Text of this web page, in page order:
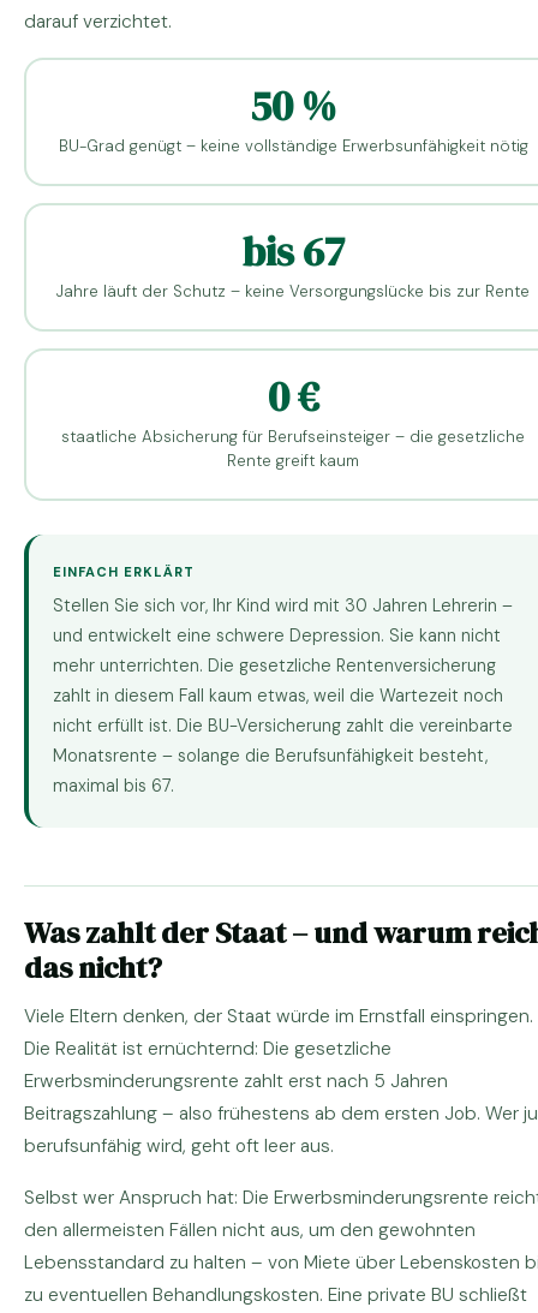
darauf verzichtet.
50 %
BU-Grad genügt – keine vollständige Erwerbsunfähigkeit nötig
bis 67
Jahre läuft der Schutz – keine Versorgungslücke bis zur Rente
0 €
staatliche Absicherung für Berufseinsteiger – die gesetzliche
Rente greift kaum
EINFACH ERKLÄRT
Stellen Sie sich vor, Ihr Kind wird mit 30 Jahren Lehrerin –
und entwickelt eine schwere Depression. Sie kann nicht
mehr unterrichten. Die gesetzliche Rentenversicherung
zahlt in diesem Fall kaum etwas, weil die Wartezeit noch
nicht erfüllt ist. Die BU-Versicherung zahlt die vereinbarte
Monatsrente – solange die Berufsunfähigkeit besteht,
maximal bis 67.
Was zahlt der Staat – und warum
das nicht?
Viele Eltern denken, der Staat würde im Ernstfall einspringen.
Die Realität ist ernüchternd: Die gesetzliche
Erwerbsminderungsrente zahlt erst nach 5 Jahren
Beitragszahlung – also frühestens ab dem ersten Job. Wer
berufsunfähig wird, geht oft leer aus.
Selbst wer Anspruch hat: Die Erwerbsminderungsrente
den allermeisten Fällen nicht aus, um den gewohnten
Lebensstandard zu halten – von Miete über Lebenskosten
zu eventuellen Behandlungskosten. Eine private BU schließt